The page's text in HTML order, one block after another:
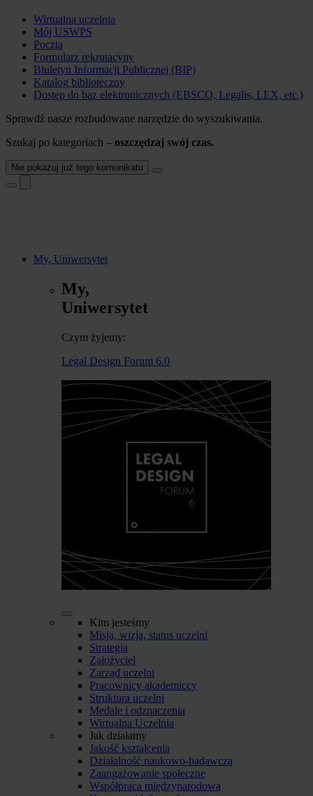
Wirtualna uczelnia
Mój USWPS
Poczta
Formularz rekrutacyny
Biuletyn Informacji Publicznej (BIP)
Katalog biblioteczny
Dostęp do baz elektronicznych (EBSCO, Legalis, LEX, etc.)
Sprawdź nasze rozbudowane narzędzie do wyszukiwania.
Szukaj po kategoriach – oszczędzaj swój czas.
Nie pokazuj już tego komunikatu
My, Uniwersytet
My,
Uniwersytet
Czym żyjemy:
Legal Design Forum 6.0
Kim jesteśmy
Misja, wizja, status uczelni
Strategia
Założyciel
Zarząd uczelni
Pracownicy akademiccy
Struktura uczelni
Medale i odznaczenia
Wirtualna Uczelnia
Jak działamy
Jakość kształcenia
Działalność naukowo-badawcza
Zaangażowanie społeczne
Współpraca międzynarodowa